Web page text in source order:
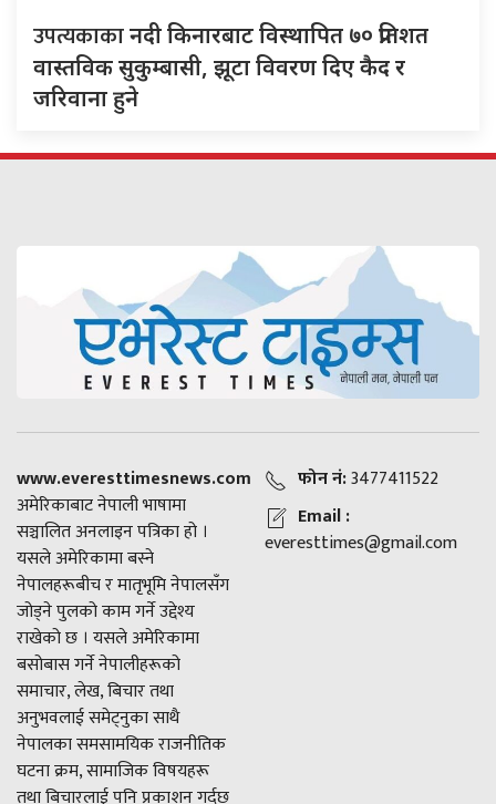
उपत्यकाकानदी किनारबाट विस्थापित ७० प्रतिशत
वास्तविक सुकुम्बासी, झूटा विवरण दिए कैद र
जरिवाना हुने
www.everesttimesnews.com
अमेरिकाबाट नेपाली भाषामा
सञ्चालित अनलाइन पत्रिका हो ।
यसले अमेरिकामा बस्ने
नेपालहरूबीच र मातृभूमि नेपालसँग
जोड्ने पुलको काम गर्ने उद्देश्य
राखेको छ । यसले अमेरिकामा
बसोबास गर्ने नेपालीहरूको
समाचार, लेख, बिचार तथा
अनुभवलाई समेट्नुका साथै
नेपालका समसामयिक राजनीतिक
घटना क्रम, सामाजिक विषयहरू
फोन नं:3477411522
Email :
everesttimes@gmail.com